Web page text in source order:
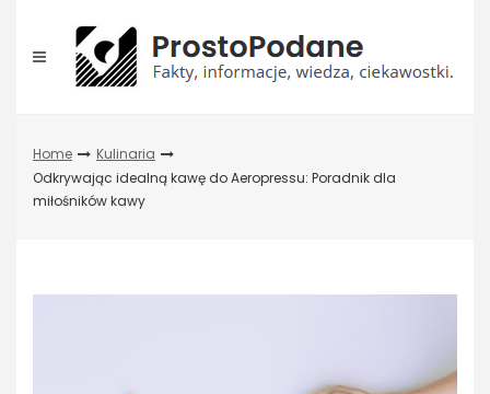
content
Home
Kulinaria
Odkrywając idealną kawę do Aeropressu: Poradnik dla
miłośników kawy